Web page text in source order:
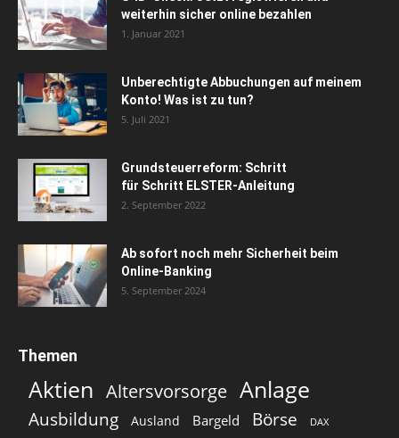
weiterhin sicher online bezahlen
1. Januar 2021
Unberechtigte Abbuchungen auf meinem
Konto! Was ist zu tun?
5. Juli 2021
Grundsteuerreform: Schritt
für Schritt ELSTER-Anleitung
2. September 2022
Ab sofort noch mehr Sicherheit beim
Online-Banking
5. September 2024
Themen
Aktien Altersvorsorge Anlage
Ausbildung Ausland Bargeld Börse DAX